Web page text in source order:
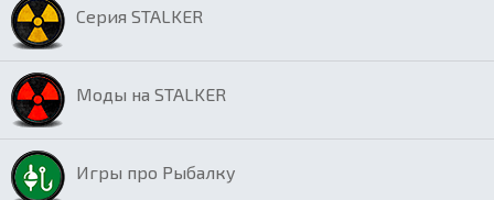
Серия STALKER
Моды на STALKER
Игры про Рыбалку